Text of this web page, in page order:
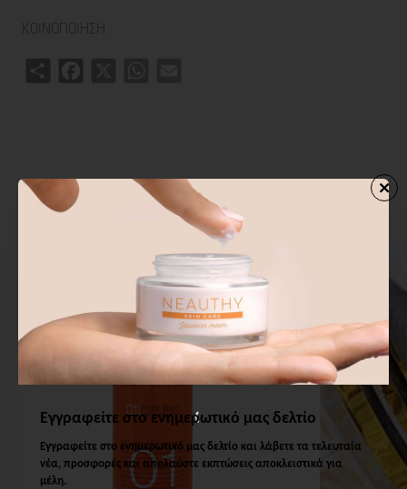
Εγγραφείτε στο ενημερωτικό μας δελτίο
Εγγραφείτε στο ενημερωτικό μας δελτίο και λάβετε τα τελευταία
νέα, προσφορές και απολαύστε εκπτώσεις αποκλειστικά για
μέλη.
ΚΟΙΝΟΠΟΙΗΣΗ
ΑΓΟΡΑΣΑΝ ΕΠΙΣΗΣ ΑΠΟ ΤΗΝ ΙΔΙΑ ΚΑΤΗΓΟΡΙΑ